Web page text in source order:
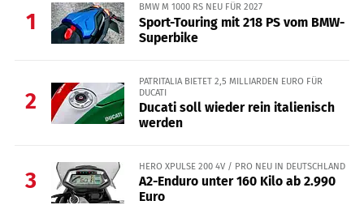
1
BMW M 1000 RS NEU FÜR 2027
Sport-Touring mit 218 PS vom BMW-
Superbike
2
PATRITALIA BIETET 2,5 MILLIARDEN EURO FÜR
DUCATI
Ducati soll wieder rein italienisch
werden
3
HERO XPULSE 200 4V / PRO NEU IN DEUTSCHLAND
A2-Enduro unter 160 Kilo ab 2.990
Euro